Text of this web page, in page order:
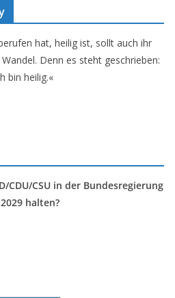
hat, heilig ist, sollt auch ihr
Denn es steht geschrieben:
bin heilig.«
CDU/CSU in der Bundesregierung
halten?